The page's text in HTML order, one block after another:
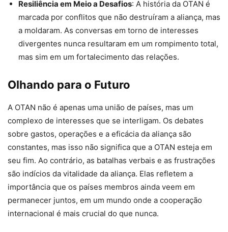
Resiliência em Meio a Desafios: A história da OTAN é
marcada por conflitos que não destruíram a aliança, mas
a moldaram. As conversas em torno de interesses
divergentes nunca resultaram em um rompimento total,
mas sim em um fortalecimento das relações.
Olhando para o Futuro
A OTAN não é apenas uma união de países, mas um
complexo de interesses que se interligam. Os debates
sobre gastos, operações e a eficácia da aliança são
constantes, mas isso não significa que a OTAN esteja em
seu fim. Ao contrário, as batalhas verbais e as frustrações
são indícios da vitalidade da aliança. Elas refletem a
importância que os países membros ainda veem em
permanecer juntos, em um mundo onde a cooperação
internacional é mais crucial do que nunca.